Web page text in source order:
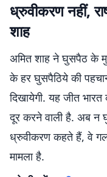
ध्रुवीकरण नहीं,
शाह
अमित शाह ने घुसपैठ के
के हर घुसपैठिये की
दिखायेगी. यह जीत भारत
दूर करने वाली है. अब न
ध्रुवीकरण कहते हैं, वे
मामला है.